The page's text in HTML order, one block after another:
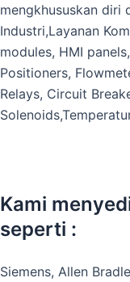
mengkhususkan diri
Industri,Layanan
modules, HMI
Positioners,
Relays, Circuit
Kami
seperti :
Siemens, Allen